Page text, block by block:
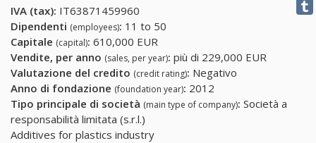
IVA (tax): IT63871459960
Dipendenti (employees): 11 to 50
Capitale (capital): 610,000 EUR
Vendite, per anno (sales, per year): più di 229,000 EUR
Valutazione del credito (credit rating): Negativo
Anno di fondazione (foundation year): 2012
Tipo principale di società (main type of company): Società a
responsabilità limitata (s.r.l.)
Additives for plastics industry